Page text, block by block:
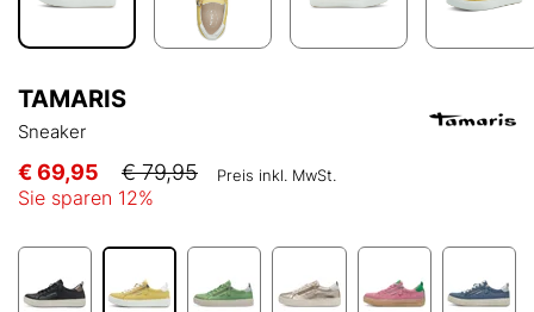
TAMARIS
Sneaker
€ 69,95 € 79,95 Preis inkl. MwSt.
Sie sparen 12%